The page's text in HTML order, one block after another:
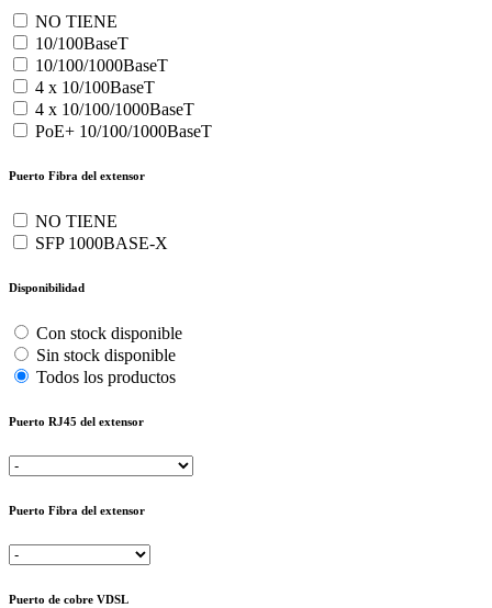
NO TIENE
10/100BaseT
10/100/1000BaseT
4 x 10/100BaseT
4 x 10/100/1000BaseT
PoE+ 10/100/1000BaseT
Puerto Fibra del extensor
NO TIENE
SFP 1000BASE-X
Disponibilidad
Con stock disponible
Sin stock disponible
Todos los productos
Puerto RJ45 del extensor
Puerto Fibra del extensor
Puerto de cobre VDSL